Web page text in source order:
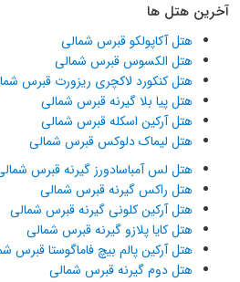
آخرین هتل ها
هتل آکاپولکو قبرس شمالی
هتل الکسوس قبرس شمالی
هتل کنکورد لاکچری ریزورت قبرس
هتل پیا بلا گیرنه قبرس شمالی
هتل آرکین اسکله قبرس شمالی
هتل لیماک دلوکس قبرس شمالی
هتل لس آمباسادورز گیرنه قبرس
هتل راکس گیرنه قبرس شمالی
هتل آرکین کلونی گیرنه قبرس شمالی
هتل کایا پلازو گیرنه قبرس شمالی
هتل آرکین پالم بیچ فاماگوستا قبرس
هتل دوم گیرنه قبرس شمالی